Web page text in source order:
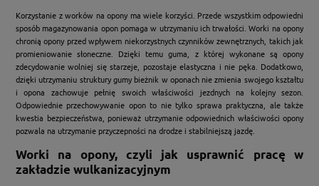
Korzystanie z worków na opony ma wiele korzyści. Przede wszystkim odpowiedni
sposób magazynowania opon pomaga w utrzymaniu ich trwałości. Worki na opony
chronią opony przed wpływem niekorzystnych czynników zewnętrznych, takich jak
promieniowanie słoneczne. Dzięki temu guma, z której wykonane są opony
zdecydowanie wolniej się starzeje, pozostaje elastyczna i nie pęka. Dodatkowo,
dzięki utrzymaniu struktury gumy bieżnik w oponach nie zmienia swojego kształtu
i opona zachowuje pełnię swoich właściwości jezdnych na kolejny sezon.
Odpowiednie przechowywanie opon to nie tylko sprawa praktyczna, ale także
kwestia bezpieczeństwa, ponieważ utrzymanie odpowiednich właściwości opony
pozwala na utrzymanie przyczepności na drodze i stabilniejszą jazdę.
Worki na opony, czyli jak usprawnić pracę w
zakładzie wulkanizacyjnym